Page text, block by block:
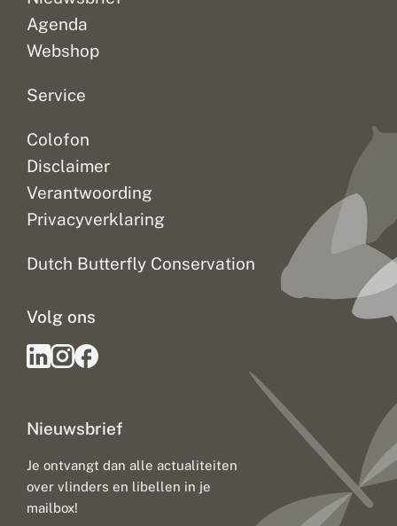
Agenda
Webshop
Service
Colofon
Disclaimer
Verantwoording
Privacyverklaring
Dutch Butterfly Conservation
Nieuwsbrief
Je ontvangt dan alle actualiteiten
over vlinders en libellen in je
mailbox!
Volg ons